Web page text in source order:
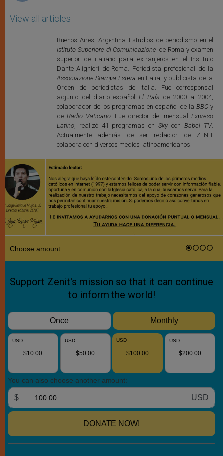
View all articles
Buenos Aires, Argentina Estudios de periodismo en el
Istituto Superiore di Comunicazione de Roma y examen
superior de italiano para extranjeros en el Instituto
Dante Alighieri de Roma. Periodista profesional de la
Associazione Stampa Estera en Italia, y publicista de la
Orden de periodistas de Italia. Fue corresponsal
adjunto del diario españolEl Paísde 2000 a 2004,
colaborador de los programas en español de la BBCy
de Radio Vaticano. Fue director del mensualExpreso
Latino, realizó 41 programas en Skycon Babel TV.
Actualmente además de ser redactor de ZENIT
colabora con diversos medios latinoamericanos.